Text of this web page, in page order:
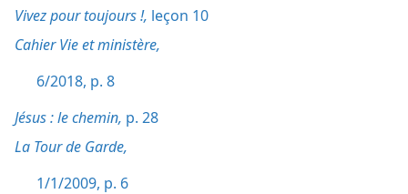
Vivez pour toujours !, leçon 10
Cahier Vie et ministère,
6/2018, p. 8
Jésus : le chemin, p. 28
La Tour de Garde,
1/1/2009, p. 6